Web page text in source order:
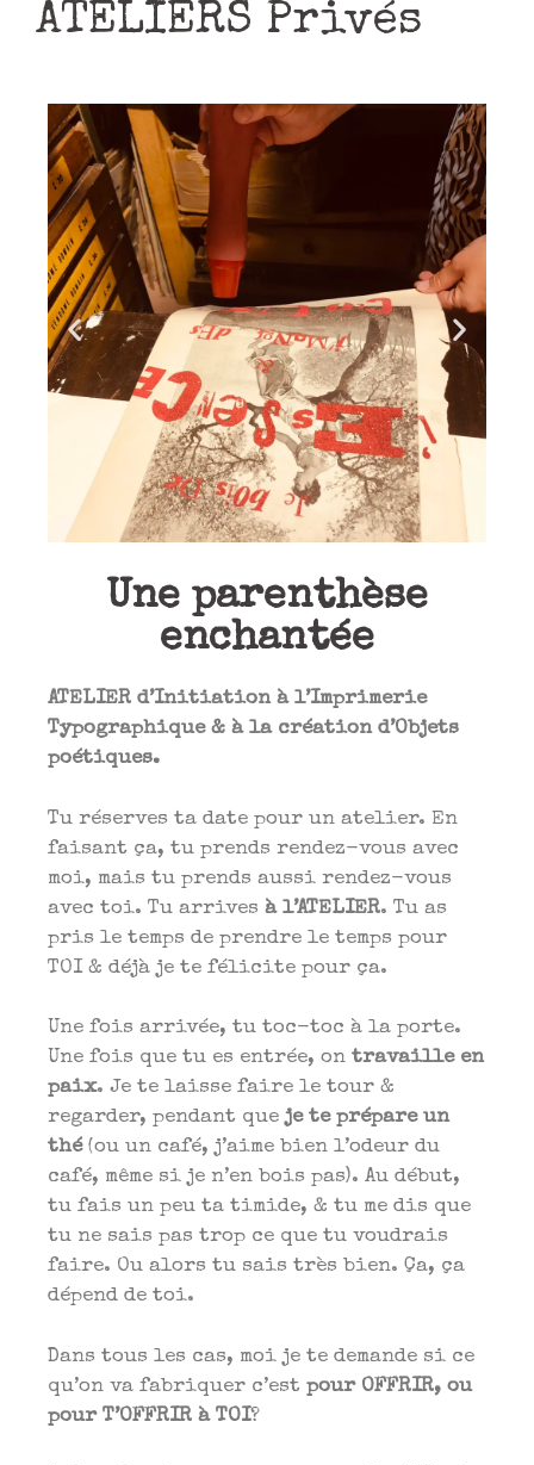
ATELIERS Privés
Une parenthèse
enchantée
ATELIER d’Initiation à l’Imprimerie
Typographique & à la création d’Objets
poétiques.
Tu réserves ta date pour un atelier. En
faisant ça, tu prends rendez-vous avec
moi, mais tu prends aussi rendez-vous
avec toi. Tu arrives à l’ATELIER. Tu as
pris le temps de prendre le temps pour
TOI & déjà je te félicite pour ça.
Une fois arrivée, tu toc-toc à la porte.
Une fois que tu es entrée, on travaille en
paix. Je te laisse faire le tour &
regarder, pendant queje te prépare un
thé(ou un café, j’aime bien l’odeur du
café, même si je n’en bois pas). Au début,
tu fais un peu ta timide, & tu me dis que
tu ne sais pas trop ce que tu voudrais
faire. Ou alors tu sais très bien. Ça, ça
dépend de toi.
Dans tous les cas, moi je te demande si ce
qu’on va fabriquer c’est pour OFFRIR, ou
pour T’OFFRIR à TOI?